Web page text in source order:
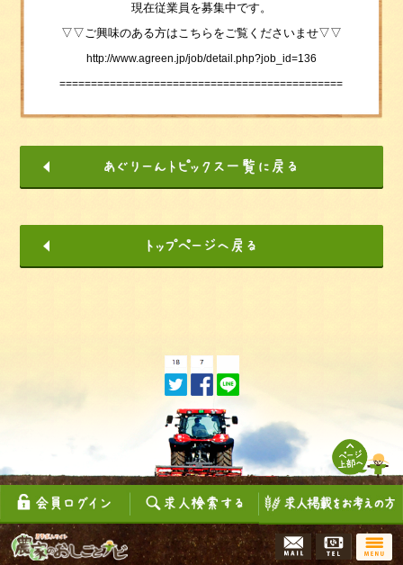
現在従業員を募集中です。
▽▽ご興味のある方はこちらをご覧くださいませ▽▽
http://www.agreen.jp/job/detail.php?job_id=136
=============================================